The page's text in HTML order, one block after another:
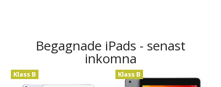
Begagnade iPads - senast
inkomna
Klass B Klass B